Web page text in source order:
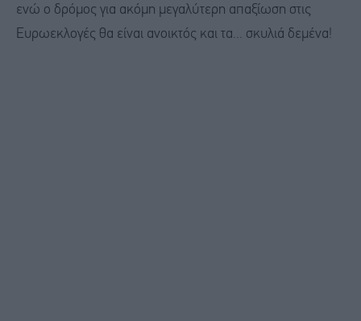
ενώ ο δρόμος για ακόμη μεγαλύτερη απαξίωση στις
Ευρωεκλογές θα είναι ανοικτός και τα... σκυλιά δεμένα!